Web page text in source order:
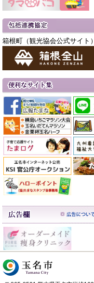
箱根町（観光協会公式サイト）